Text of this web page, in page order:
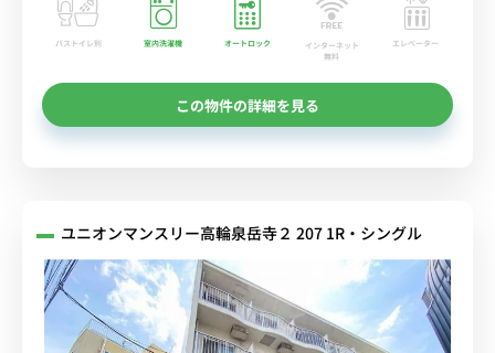
バストイレ別 室内洗濯機 オートロック
インターネット
無料
エレベーター
この物件の詳細を見る
ユニオンマンスリー高輪泉岳寺２ 207 1R・シングル